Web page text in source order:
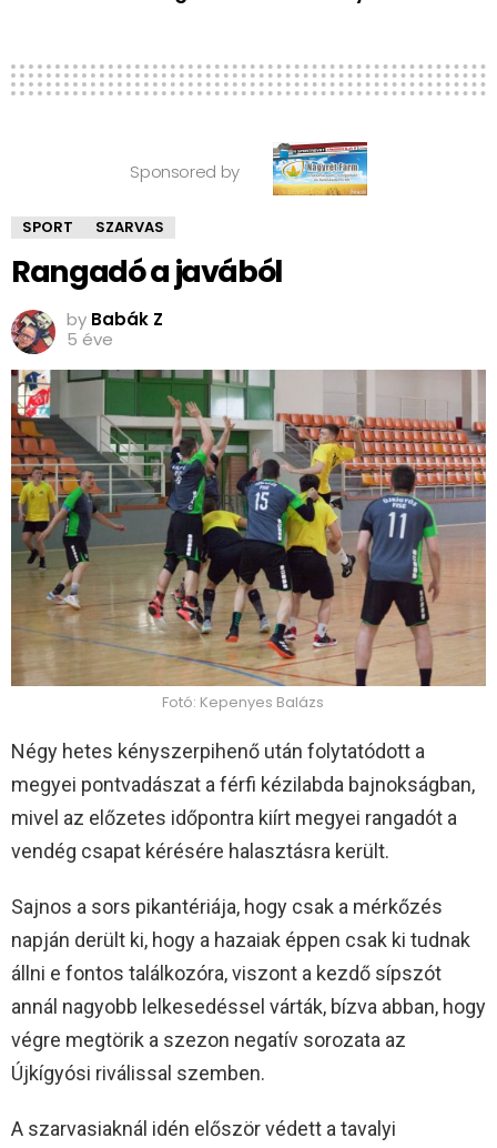
Sponsored by
SPORT SZARVAS
Rangadó a javából
by Babák Z
5 éve
Fotó: Kepenyes Balázs
Négy hetes kényszerpihenő után folytatódott a
megyei pontvadászat a férfi kézilabda bajnokságban,
mivel az előzetes időpontra kiírt megyei rangadót a
vendég csapat kérésére halasztásra került.
Sajnos a sors pikantériája, hogy csak a mérkőzés
napján derült ki, hogy a hazaiak éppen csak ki tudnak
állni e fontos találkozóra, viszont a kezdő sípszót
annál nagyobb lelkesedéssel várták, bízva abban, hogy
végre megtörik a szezon negatív sorozata az
Újkígyósi riválissal szemben.
A szarvasiaknál idén először védett a tavalyi